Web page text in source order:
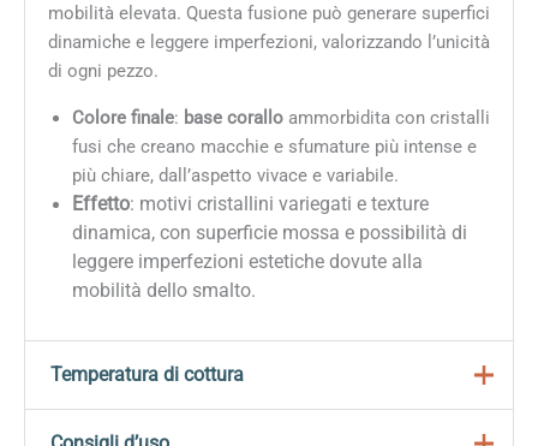
mobilità elevata. Questa fusione può generare superfici
dinamiche e leggere imperfezioni, valorizzando l’unicità
di ogni pezzo.
Colore finale: base coralloammorbidita con cristalli
fusi che creano macchie e sfumature più intense e
più chiare, dall’aspetto vivace e variabile.
Effetto: motivi cristallini variegati e texture
dinamica, con superficie mossa e possibilità di
leggere imperfezioni estetiche dovute alla
mobilità dello smalto.
Temperatura di cottura
Gli smalti della linea sono progettati per